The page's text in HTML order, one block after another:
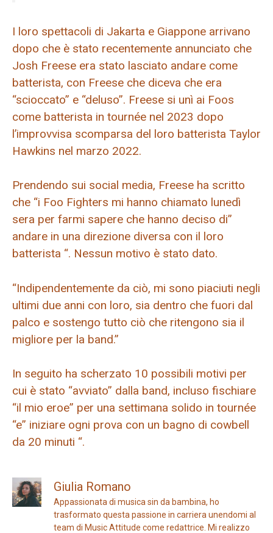
I loro spettacoli di Jakarta e Giappone arrivano
dopo che è stato recentemente annunciato che
Josh Freese era stato lasciato andare come
batterista, con Freese che diceva che era
“scioccato” e “deluso”. Freese si unì ai Foos
come batterista in tournée nel 2023 dopo
l’improvvisa scomparsa del loro batterista Taylor
Hawkins nel marzo 2022.
Prendendo sui social media, Freese ha scritto
che “i Foo Fighters mi hanno chiamato lunedì
sera per farmi sapere che hanno deciso di”
andare in una direzione diversa con il loro
batterista “. Nessun motivo è stato dato.
“Indipendentemente da ciò, mi sono piaciuti negli
ultimi due anni con loro, sia dentro che fuori dal
palco e sostengo tutto ciò che ritengono sia il
migliore per la band.”
In seguito ha scherzato 10 possibili motivi per
cui è stato “avviato” dalla band, incluso fischiare
“il mio eroe” per una settimana solido in tournée
“e” iniziare ogni prova con un bagno di cowbell
da 20 minuti “.
Giulia Romano
Appassionata di musica sin da bambina, ho
trasformato questa passione in carriera unendomi al
team di Music Attitude come redattrice. Mi realizzo